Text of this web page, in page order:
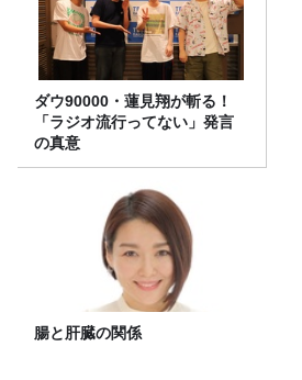
ダウ90000・蓮見翔が斬る！
「ラジオ流行ってない」発言
の真意
腸と肝臓の関係